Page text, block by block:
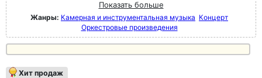
Показать больше
Жанры: Камерная и инструментальная музыка Концерт
Оркестровые произведения
Хит продаж